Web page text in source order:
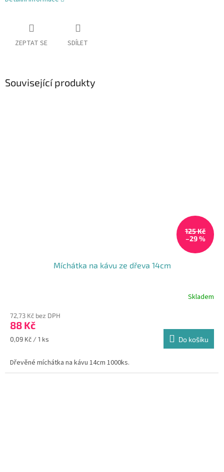
ZEPTAT SE SDÍLET
Související produkty
125 Kč
–29 %
Míchátka na kávu ze dřeva 14cm
produktu
je
5,0
hvězdiček.
Skladem
72,73 Kč bez DPH
88 Kč
Měrná
0,09 Kč / 1 ks Do košíku
Dřevěné míchátka na kávu 14cm 1000ks.